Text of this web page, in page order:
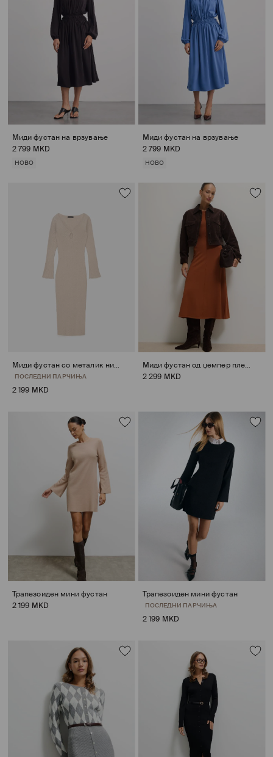
Миди фустан на врзување
2 799 MKD
НОВО
Миди фустан на врзување
2 799 MKD
НОВО
Миди фустан со металик нишки
ПОСЛЕДНИ ПАРЧИЊА
2 199 MKD
Миди фустан од џемпер плетка
2 299 MKD
Трапезоиден мини фустан
2 199 MKD
Трапезоиден мини фустан
ПОСЛЕДНИ ПАРЧИЊА
2 199 MKD